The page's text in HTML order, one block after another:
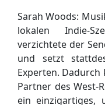
Sarah Woods:
lokalen Indie-
verzichtete der
und setzt
Experten.
Partner des West-
ein einzigartiges,